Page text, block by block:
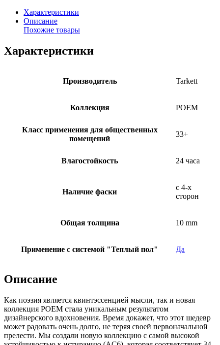
Характеристики
Описание
Похожие товары
Характеристики
Производитель Tarkett
Коллекция POEM
Класс применения для общественных
помещений
33+
Влагостойкость 24 часа
Наличие фаски
с 4-х
сторон
Общая толщина 10 mm
Применение с системой "Теплый пол" Да
Описание
Как поэзия является квинтэссенцией мысли, так и новая
коллекция POEM стала уникальным результатом
дизайнерского вдохновения. Время докажет, что этот шедевр
может радовать очень долго, не теряя своей первоначальной
прелести. Мы создали новую коллекцию с самой высокой